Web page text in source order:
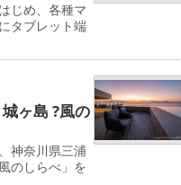
じめ、各種マ
タブレット端
ヶ島 ?風の
神奈川県三浦
のしらべ」を